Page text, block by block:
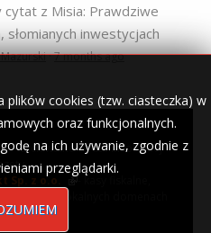
z Misia: Prawdziwe
inwestycjach
·7 months ago
cookies (tzw. ciasteczka) w
oraz funkcjonalnych.
na ich używanie, zgodnie z
przeglądarki.
— archiwalne wydania lokalnej
Sp. z o.o.
- kasy fiskalne,